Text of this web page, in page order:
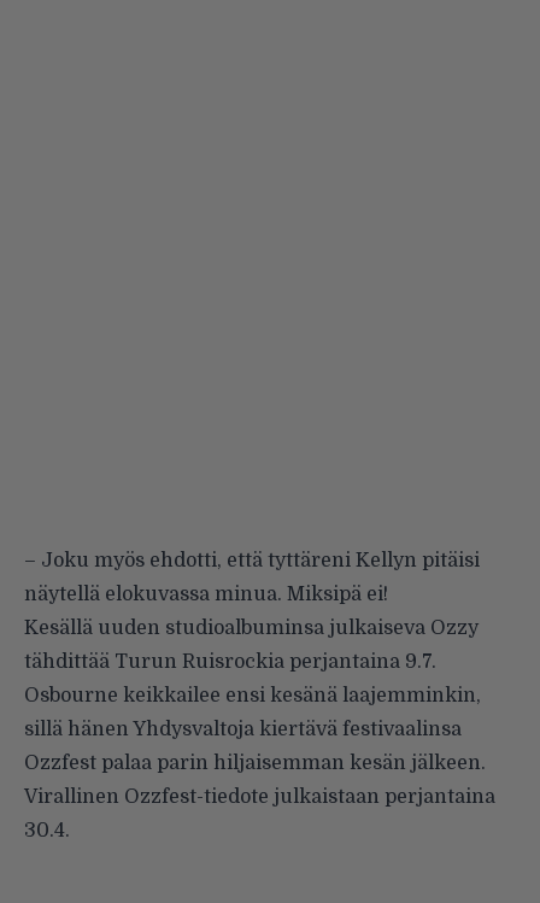
– Joku myös ehdotti, että tyttäreni Kellyn pitäisi
näytellä elokuvassa minua. Miksipä ei!
Kesällä uuden studioalbuminsa julkaiseva Ozzy
tähdittää Turun Ruisrockia perjantaina 9.7.
Osbourne keikkailee ensi kesänä laajemminkin,
sillä hänen Yhdysvaltoja kiertävä festivaalinsa
Ozzfest palaa parin hiljaisemman kesän jälkeen.
Virallinen Ozzfest-tiedote julkaistaan perjantaina
30.4.